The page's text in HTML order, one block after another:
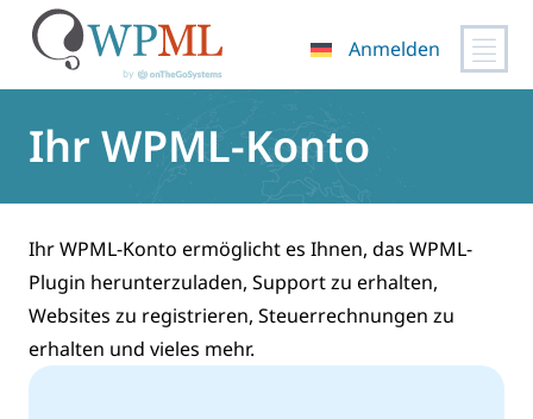
Inhalt
springen
Anmelden
Ihr WPML-Konto
Ihr WPML-Konto ermöglicht es Ihnen, das WPML-
Plugin herunterzuladen, Support zu erhalten,
Websites zu registrieren, Steuerrechnungen zu
erhalten und vieles mehr.